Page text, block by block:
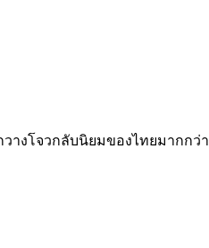
วางโจวกลับนิยมของไทยมากกว่า